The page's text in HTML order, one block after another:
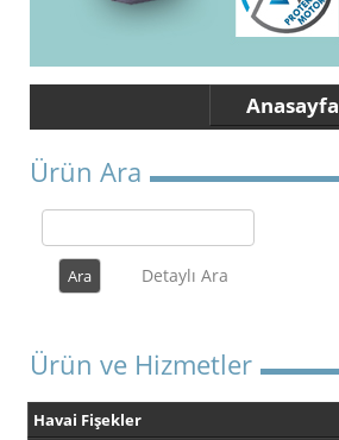
Anasayfa
Ürün Ara
Detaylı Ara
Ürün ve Hizmetler
Havai Fişekler